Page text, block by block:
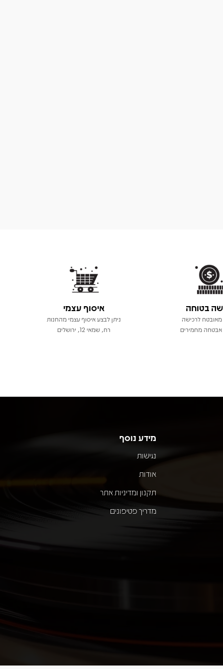
בטוחה
לרכישה
אבטחה מחמירים
איסוף עצמי
ניתן לבצע איסוף עצמי מהחנות
רח, שמאי 12, ירושלים
מידע נוסף
נגישות
אודות
תקנון ומדיניות אתר
מדריך פטיפונים